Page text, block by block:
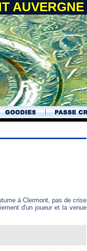
AUVERGNE
à Clermont, pas de crise
d'un joueur et la venue